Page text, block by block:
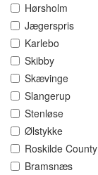
Hørsholm
Jægerspris
Karlebo
Skibby
Skævinge
Slangerup
Stenløse
Ølstykke
Roskilde County
Bramsnæs